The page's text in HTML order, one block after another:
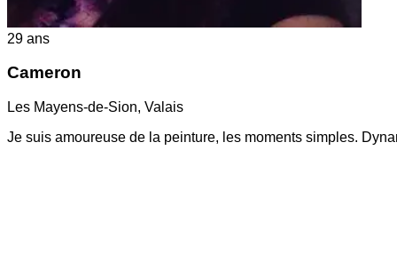
29 ans
Cameron
Les Mayens-de-Sion, Valais
Je suis amoureuse de la peinture, les moments simples.